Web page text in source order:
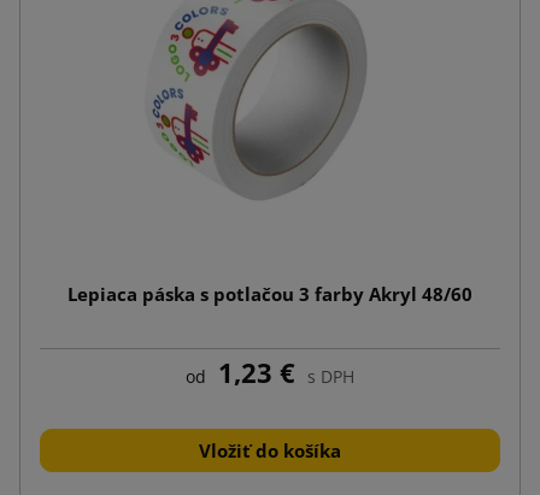
Lepiaca páska s potlačou 3 farby Akryl 48/60
od 1,23 € s DPH
Vložiť do košíka